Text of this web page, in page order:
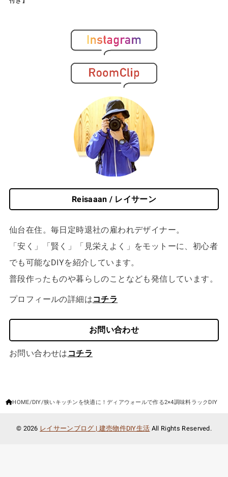
Reisaaan / レイサーン
仙台在住。毎日定時退社の雇われデザイナー。
「安く」「賢く」「見栄えよく」をモットーに、初心者
でも可能なDIYを紹介しています。
普段作ったものや暮らしのことなども発信しています。
プロフィールの詳細はコチラ
お問い合わせ
お問い合わせはコチラ
HOME DIY 狭いキッチンを快適に！ディアウォールで作る2×4調味料ラックDIY
© 2026 レイサーンブログ | 建売物件DIY生活 All Rights Reserved.